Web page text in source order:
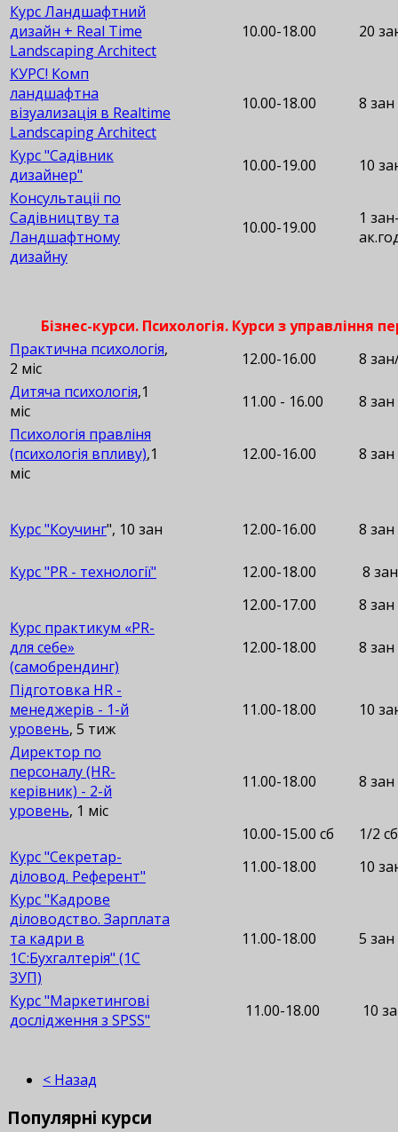
Курс Ландшафтний
дизайн + Real Time
Landscaping Architect
10.00-18.00 20
КУРС! Комп
ландшафтна
візуализація в Realtime
Landscaping Architect
10.00-18.00 8 зан
Курс "Садівник
дизайнер"
10.00-19.00
10
Консультаціі по
Садівництву та
Ландшафтному
дизайну
10.00-19.00
1
Бізнес-курси. Психологія. Курси з управління
Практична психологія,
2 міс
12.00-16.00
8
Дитяча психологія,1
міс
11.00 - 16.00
8 зан
Психологія правліня
(психологія впливу),1
міс
12.00-16.00 8 зан
Курс "Коучинг", 10 зан 12.00-16.00 8 зан
Курс "PR - технології" 12.00-18.00
8 зан
12.00-17.00
8 зан
Курс практикум «PR-
для себе»
(самобрендинг)
12.00-18.00 8 зан
Підготовка HR -
менеджерів - 1-й
уровень, 5 тиж
11.00-18.00 10
Директор по
персоналу (HR-
керівник) - 2-й
уровень, 1 міс
11.00-18.00 8 зан
10.00-15.00 сб
1/2 сб
Курс "Секретар-
діловод. Референт"
11.00-18.00
10
Курс "Кадрове
діловодство. Зарплата
та кадри в
1С:Бухгалтерія" (1С
ЗУП)
11.00-18.00 5 зан
Курс "Маркетингові
дослідження з SPSS"
11.00-18.00 10
< Назад
Популярні курси